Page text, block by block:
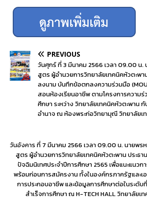
PREVIOUS
วันศุกร์ ที่ 3 มีนาคม 2566 เวลา 09.00 น
สูตร ผู้อำนวยการวิทยาลัยเทคนิคหัวตะพา
ลงนาม บันทึกข้อตกลงความร่วมมือ
สอนห้องเรียนอาชีพ ตามโครงการความ
ศึกษา ระหว่าง วิทยาลัยเทคนิคหัวตะพาน กั
อำนาจ ณ ห้องพระก่อวิทยามุณี วิทยาลัยเ
วันอังคาร ที่ 7 มีนาคม 2566 เวลา 09.00 น. นายพร
สูตร ผู้อำนวยการวิทยาลัยเทคนิคหัวตะพาน ประธา
ปัจฉิมนิเทศประจำปีการศึกษา 2565 เพื่อแนะแนวก
พร้อมก่อนการสมัครงาน ทั้งในองค์กรภาครัฐและเ
การประกอบอาชีพ และข้อมูลการศึกษาต่อในระดั
สำเร็จการศึกษา ณ H-TECH HALL วิทยาลัยเ